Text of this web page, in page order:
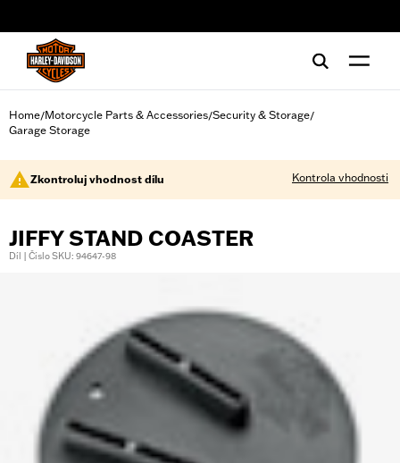
Home/Motorcycle Parts & Accessories/Security & Storage/
Garage Storage
Zkontroluj vhodnost dílu Kontrola vhodnosti
JIFFY STAND COASTER
Díl | Číslo SKU: 94647-98